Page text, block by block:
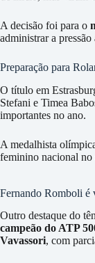
A decisão foi para o
administrar a
Preparação para
O título em
Stefani e Timea
importantes no ano.
A medalhista
feminino nacional no
Fernando Romboli é
Outro destaque do
campeão do ATP
Vavassori, com